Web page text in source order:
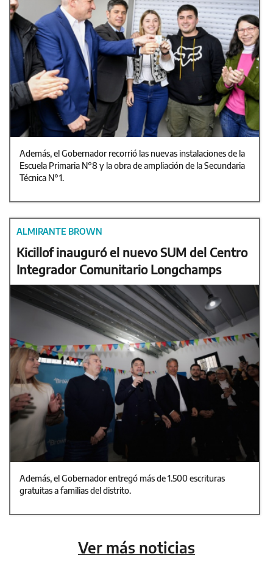
Además, el Gobernador recorrió las nuevas instalaciones de la
Escuela Primaria N°8 y la obra de ampliación de la Secundaria
Técnica N°1.
ALMIRANTE BROWN
Kicillof inauguró el nuevo SUM del Centro
Integrador Comunitario Longchamps
Además, el Gobernador entregó más de 1.500 escrituras
gratuitas a familias del distrito.
Ver más noticias